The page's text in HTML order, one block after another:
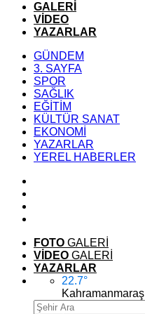
GALERİ
VİDEO
YAZARLAR
GÜNDEM
3. SAYFA
SPOR
SAĞLIK
EĞİTİM
KÜLTÜR SANAT
EKONOMİ
YAZARLAR
YEREL HABERLER
FOTO GALERİ
VİDEO GALERİ
YAZARLAR
22.7°
Kahramanmaraş